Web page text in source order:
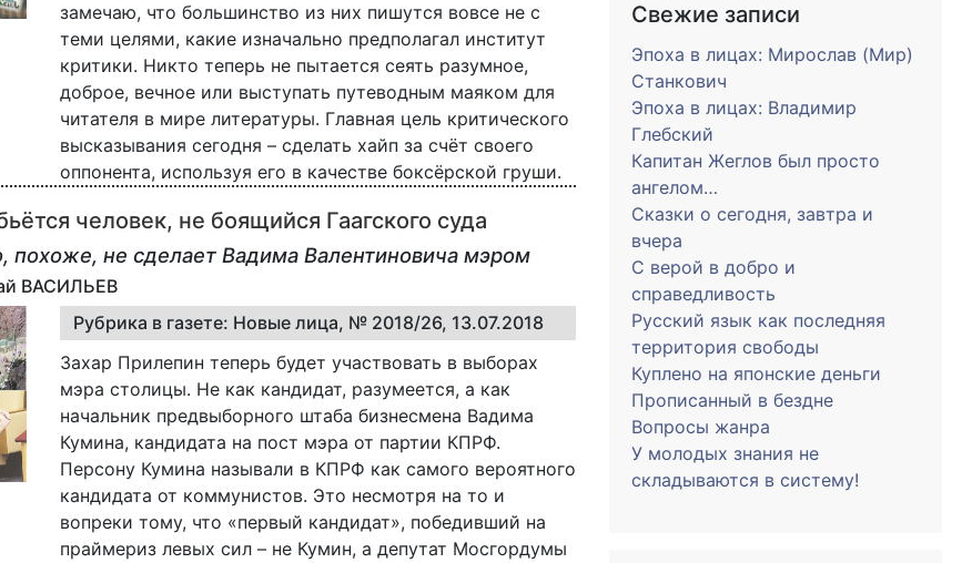
замечаю, что большинство из них пишутся вовсе не с
теми целями, какие изначально предполагал институт
критики. Никто теперь не пытается сеять разумное,
доброе, вечное или выступать путеводным маяком для
читателя в мире литературы. Главная цель критического
высказывания сегодня – сделать хайп за счёт своего
оппонента, используя его в качестве боксёрской груши.
человек, не боящийся Гаагского суда
похоже, не сделает Вадима Валентиновича мэром
ВАСИЛЬЕВ
Рубрика в газете: Новые лица, № 2018/26, 13.07.2018
Захар Прилепин теперь будет участвовать в выборах
мэра столицы. Не как кандидат, разумеется, а как
начальник предвыборного штаба бизнесмена Вадима
Кумина, кандидата на пост мэра от партии КПРФ.
Персону Кумина называли в КПРФ как самого вероятного
кандидата от коммунистов. Это несмотря на то и
вопреки тому, что «первый кандидат», победивший на
праймериз левых сил – не Кумин, а депутат Мосгордумы
Свежие записи
Эпоха в лицах: Мирослав (Мир)
Станкович
Эпоха в лицах: Владимир
Глебский
Капитан Жеглов был просто
ангелом…
Сказки о сегодня, завтра и
вчера
С верой в добро и
справедливость
Русский язык как последняя
территория свободы
Куплено на японские деньги
Прописанный в бездне
Вопросы жанра
У молодых знания не
складываются в систему!